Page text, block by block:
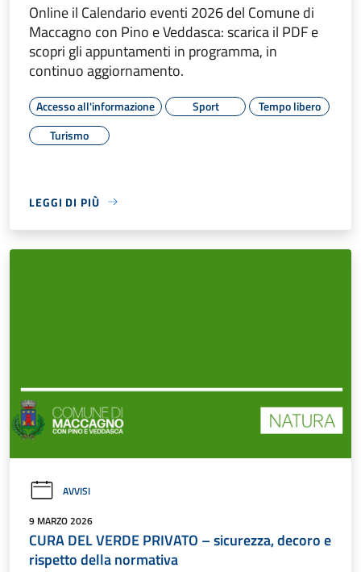
Online il Calendario eventi 2026 del Comune di
Maccagno con Pino e Veddasca: scarica il PDF e
scopri gli appuntamenti in programma, in
continuo aggiornamento.
Accesso all'informazione Sport
Tempo libero
Turismo
LEGGI DI PIÙ
AVVISI
9 MARZO 2026
CURA DEL VERDE PRIVATO – sicurezza, decoro e
rispetto della normativa